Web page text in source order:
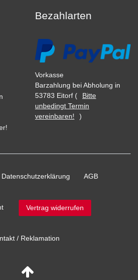
Bezahlarten
Vorkasse
Barzahlung bei Abholung in
53783 Eitorf (
Bitte
unbedingt Termin
vereinbaren!
)
Daten­schutz­erklärung AGB
Vertrag widerrufen
/ Reklamation